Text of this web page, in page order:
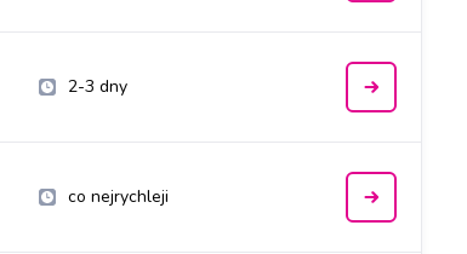
2-3 dny
co nejrychleji